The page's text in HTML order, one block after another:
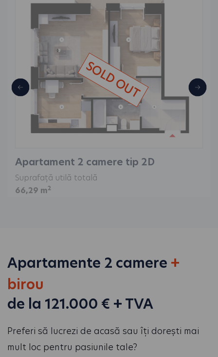
SOLD OUT
Apartament 2 camere tip 2D
Suprafață utilă totală
66,29 m2
Apartamente 2 camere +
birou
de la 121.000 € + TVA
Preferi să lucrezi de acasă sau îți dorești mai
mult loc pentru pasiunile tale?